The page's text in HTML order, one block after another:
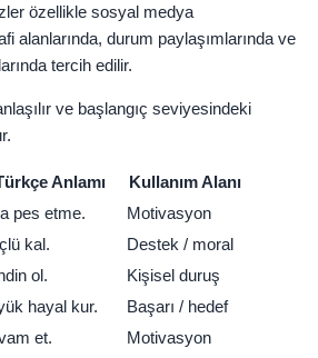
özellikle sosyal medya
alanlarında, durum paylaşımlarında ve
tercih edilir.
ve başlangıç seviyesindeki
Anlamı
Kullanım Alanı
pes etme.
Motivasyon
kal.
Destek / moral
ol.
Kişisel duruş
hayal kur.
Başarı / hedef
et.
Motivasyon